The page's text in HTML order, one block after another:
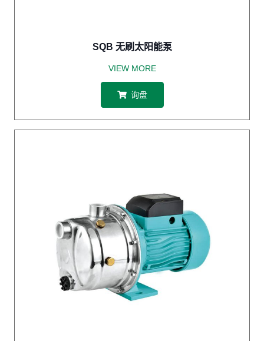
SQB 无刷太阳能泵
VIEW MORE
询盘